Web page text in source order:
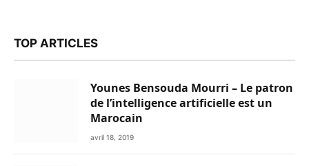
TOP ARTICLES
Younes Bensouda Mourri – Le patron
de l’intelligence artificielle est un
Marocain
avril 18, 2019